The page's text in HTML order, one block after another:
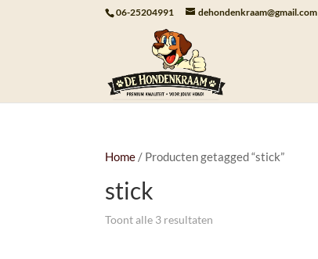
06-25204991 dehondenkraam@gmail.com
Home / Producten getagged “stick”
stick
Toont alle 3 resultaten